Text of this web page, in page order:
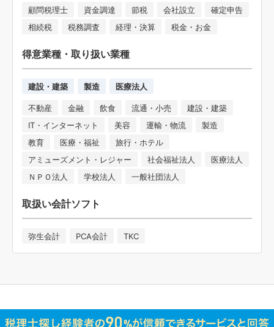
顧問税理士 資金調達 節税 会社設立
確定申告
相続税
税務調査 経理・決算 税金・お金
得意業種・取り扱い業種
建設・建築 製造 医療法人
不動産 金融 飲食 流通・小売
建設・建築
IT・インターネット
美容 運輸・物流
製造
教育
医療・福祉
旅行・ホテル
アミューズメント・レジャー
社会福祉法人
医療法人
ＮＰＯ法人
学校法人 一般社団法人
取扱い会計ソフト
弥生会計 PCA会計 TKC